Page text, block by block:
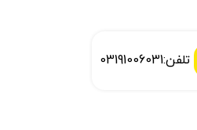
تلفن:03191006031